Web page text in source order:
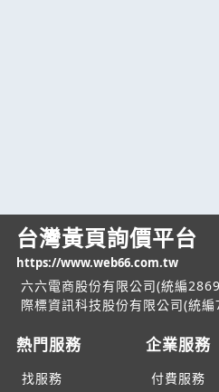
台灣黃頁詢價平台
https://www.web66.com.tw
六六電商股份有限公司(統編
際標資訊科技股份有限公司(統
熱門服務
找服務
企業服務
付費服務